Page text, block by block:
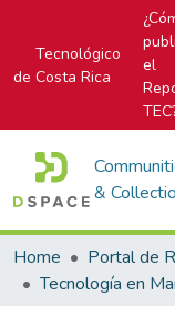
Tecnológico
de Costa Rica
el
&
Home
Tecnología en